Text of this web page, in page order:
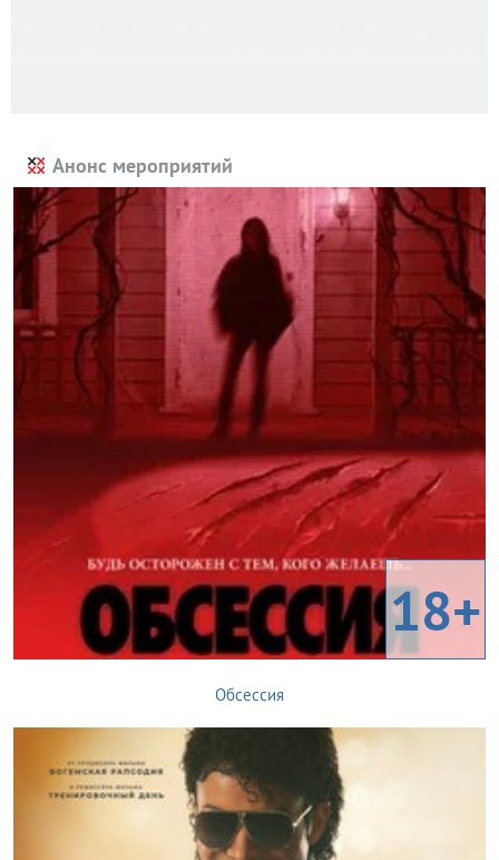
Анонс мероприятий
18+
Обсессия